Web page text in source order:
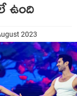
ఉంది
2023